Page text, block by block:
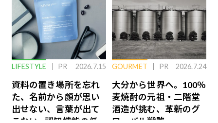
LIFESTYLE PR 2026.7.15
資料の置き場所を忘れ
た、名前から顔が思い
出せない、言葉が出て
GOURMET PR 2026.7.24
大分から世界へ。100％
麦焼酎の元祖・二階堂
酒造が挑む、革新のグ